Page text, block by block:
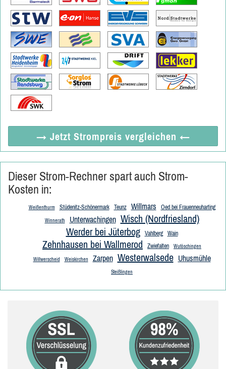
→ Jetzt Strompreis vergleichen ←
Dieser Strom-Rechner spart auch Strom-
Kosten in:
Weißenthurm Stüdenitz-Schönermark Teunz Willmars Oed bei Frauenneuharting
Winnerath Unterwachingen Wisch (Nordfriesland)
Werder bei Jüterbog
Vahlberg Wain
Zehnhausen bei Wallmerod Zwiefalten Wutöschingen
Willwerscheid Weiskirchen Zarpen Westerwalsede Uhusmühle
Steißlingen